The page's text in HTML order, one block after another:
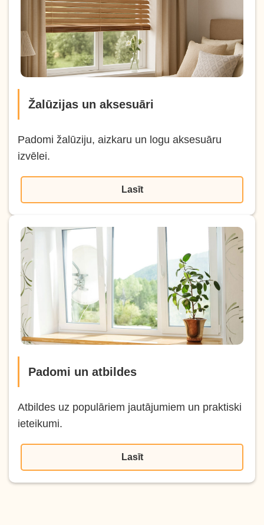
Žalūzijas un aksesuāri
Padomi žalūziju, aizkaru un logu aksesuāru
izvēlei.
Lasīt
Padomi un atbildes
Atbildes uz populāriem jautājumiem un praktiski
ieteikumi.
Lasīt